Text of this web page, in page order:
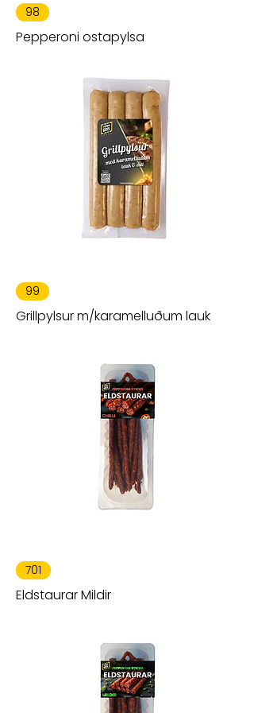
98
Pepperoni ostapylsa
99
Grillpylsur m/karamelluðum lauk
701
Eldstaurar Mildir